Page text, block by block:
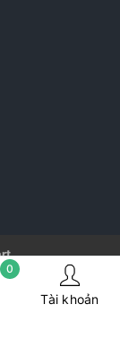
0
Tài khoản